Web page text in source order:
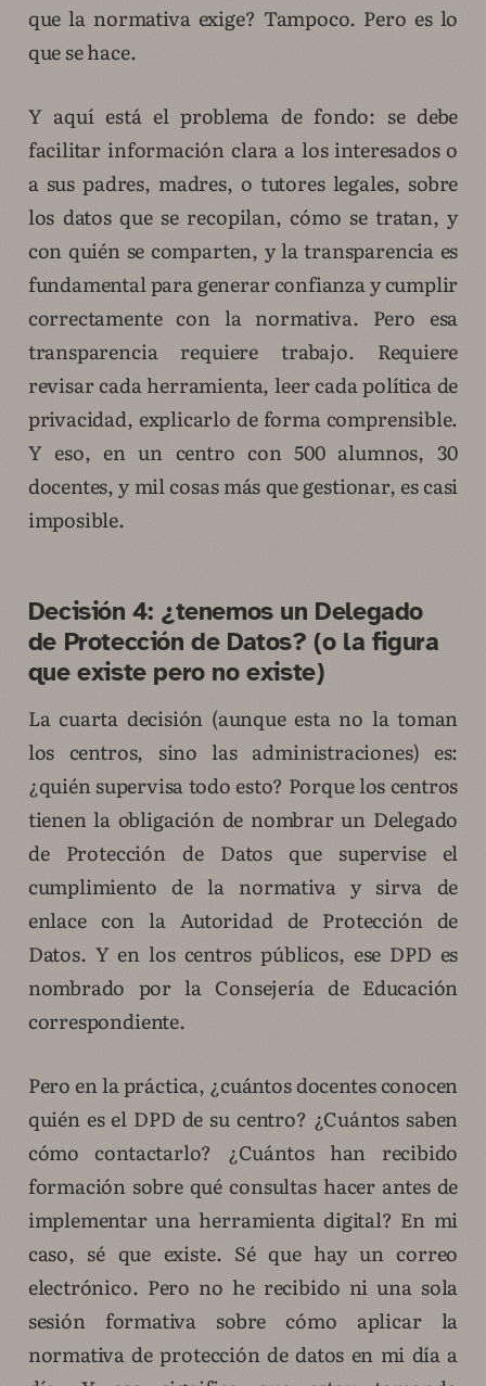
que la normativa exige? Tampoco. Pero es lo
que se hace.
Y aquí está el problema de fondo: se debe
facilitar información clara a los interesados o
a sus padres, madres, o tutores legales, sobre
los datos que se recopilan, cómo se tratan, y
con quién se comparten, y la transparencia es
fundamental para generar confianza y cumplir
correctamente con la normativa. Pero esa
transparencia requiere trabajo. Requiere
revisar cada herramienta, leer cada política de
privacidad, explicarlo de forma comprensible.
Y eso, en un centro con 500 alumnos, 30
docentes, y mil cosas más que gestionar, es casi
imposible.
Decisión 4: ¿tenemos un Delegado
de Protección de Datos? (o la figura
que existe pero no existe)
La cuarta decisión (aunque esta no la toman
los centros, sino las administraciones) es:
¿quién supervisa todo esto? Porque los centros
tienen la obligación de nombrar un Delegado
de Protección de Datos que supervise el
cumplimiento de la normativa y sirva de
enlace con la Autoridad de Protección de
Datos. Y en los centros públicos, ese DPD es
nombrado por la Consejería de Educación
correspondiente.
Pero en la práctica, ¿cuántos docentes conocen
quién es el DPD de su centro? ¿Cuántos saben
cómo contactarlo? ¿Cuántos han recibido
formación sobre qué consultas hacer antes de
implementar una herramienta digital? En mi
caso, sé que existe. Sé que hay un correo
electrónico. Pero no he recibido ni una sola
sesión formativa sobre cómo aplicar la
normativa de protección de datos en mi día a